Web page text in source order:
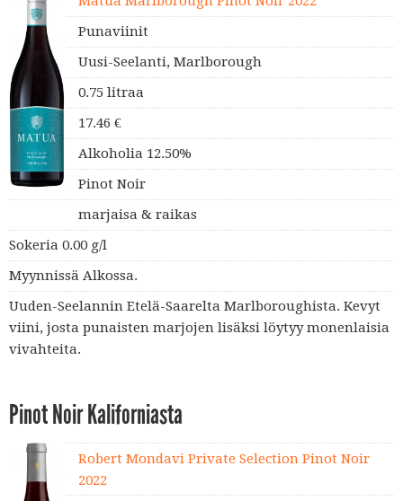
Punaviinit
Uusi-Seelanti, Marlborough
0.75 litraa
17.46 €
Alkoholia 12.50%
Pinot Noir
marjaisa & raikas
Sokeria 0.00 g/l
Myynnissä Alkossa.
Uuden-Seelannin Etelä-Saarelta Marlboroughista. Kevyt
viini, josta punaisten marjojen lisäksi löytyy monenlaisia
vivahteita.
Pinot Noir Kaliforniasta
Robert Mondavi Private Selection Pinot Noir
2022